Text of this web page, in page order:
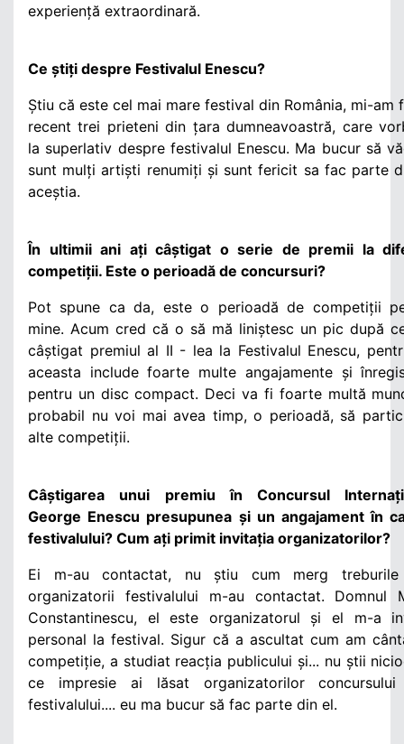
experiență extraordinară.
Ce știți despre Festivalul Enescu?
Știu că este cel mai mare festival din România, mi-am
recent trei prieteni din țara dumneavoastră, care
la superlativ despre festivalul Enescu. Ma bucur să
sunt mulți artiști renumiți și sunt fericit sa fac parte
aceștia.
În ultimii ani ați câștigat o serie de premii la
competiții. Este o perioadă de concursuri?
Pot spune ca da, este o perioadă de competiții
mine. Acum cred că o să mă liniștesc un pic după
câștigat premiul al II - lea la Festivalul Enescu,
aceasta include foarte multe angajamente și
pentru un disc compact. Deci va fi foarte multă
probabil nu voi mai avea timp, o perioadă, să
alte competiții.
Câștigarea unui premiu în Concursul
George Enescu presupunea și un angajament în
festivalului? Cum ați primit invitația organizatorilor?
Ei m-au contactat, nu știu cum merg
organizatorii festivalului m-au contactat. Domnul
Constantinescu, el este organizatorul și el m-a
personal la festival. Sigur că a ascultat cum am
competiție, a studiat reacția publicului și... nu știi
ce impresie ai lăsat organizatorilor concursului
festivalului.... eu ma bucur să fac parte din el.